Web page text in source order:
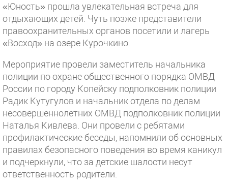
«Юность» прошла увлекательная встреча для
отдыхающих детей. Чуть позже представители
правоохранительных органов посетили и лагерь
«Восход» на озере Курочкино.
Мероприятие провели заместитель начальника
полиции по охране общественного порядка ОМВД
России по городу Копейску подполковник полиции
Радик Кутугулов и начальник отдела по делам
несовершеннолетних ОМВД подполковник полиции
Наталья Кивлева. Они провели с ребятами
профилактические беседы, напомнили об основных
правилах безопасного поведения во время каникул
и подчеркнули, что за детские шалости несут
ответственность родители.